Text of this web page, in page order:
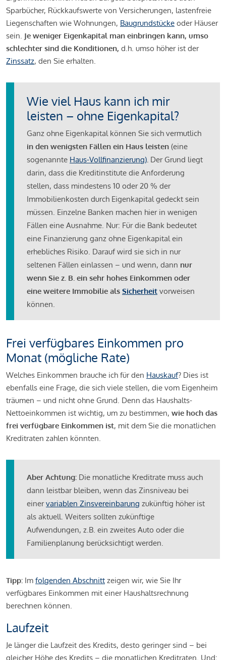
Sparbücher, Rückkaufswerte von Versicherungen, lastenfreie
Liegenschaften wie Wohnungen, Baugrundstücke oder Häuser
sein. Je weniger Eigenkapital man einbringen kann, umso
schlechter sind die Konditionen, d.h. umso höher ist der
Zinssatz, den Sie erhalten.
Wie viel Haus kann ich mir
leisten – ohne Eigenkapital?
Ganz ohne Eigenkapital können Sie sich vermutlich
in den wenigsten Fällen ein Haus leisten (eine
sogenannte Haus-Vollfinanzierung). Der Grund liegt
darin, dass die Kreditinstitute die Anforderung
stellen, dass mindestens 10 oder 20 % der
Immobilienkosten durch Eigenkapital gedeckt sein
müssen. Einzelne Banken machen hier in wenigen
Fällen eine Ausnahme. Nur: Für die Bank bedeutet
eine Finanzierung ganz ohne Eigenkapital ein
erhebliches Risiko. Darauf wird sie sich in nur
seltenen Fällen einlassen – und wenn, dann nur
wenn Sie z. B. ein sehr hohes Einkommen oder
eine weitere Immobilie als Sicherheit vorweisen
können.
Frei verfügbares Einkommen pro
Monat (mögliche Rate)
Welches Einkommen brauche ich für den Hauskauf? Dies ist
ebenfalls eine Frage, die sich viele stellen, die vom Eigenheim
träumen – und nicht ohne Grund. Denn das Haushalts-
Nettoeinkommen ist wichtig, um zu bestimmen, wie hoch das
frei verfügbare Einkommen ist, mit dem Sie die monatlichen
Kreditraten zahlen könnten.
Aber Achtung: Die monatliche Kreditrate muss auch
dann leistbar bleiben, wenn das Zinsniveau bei
einervariablen Zinsvereinbarung zukünftig höher ist
als aktuell. Weiters sollten zukünftige
Aufwendungen, z.B. ein zweites Auto oder die
Familienplanung berücksichtigt werden.
Tipp: Im folgenden Abschnitt zeigen wir, wie Sie Ihr
verfügbares Einkommen mit einer Haushaltsrechnung
berechnen können.
Laufzeit
Je länger die Laufzeit des Kredits, desto geringer sind – bei
gleicher Höhe des Kredits – die monatlichen Kreditraten. Und: